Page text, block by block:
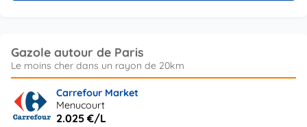
Gazole autour de Paris
Carrefour Market
Menucourt
2.025 €/L